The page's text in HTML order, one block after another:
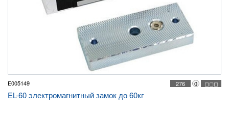
E005149 ◻◻◻
0
276
EL-60 электромагнитный замок до 60кг